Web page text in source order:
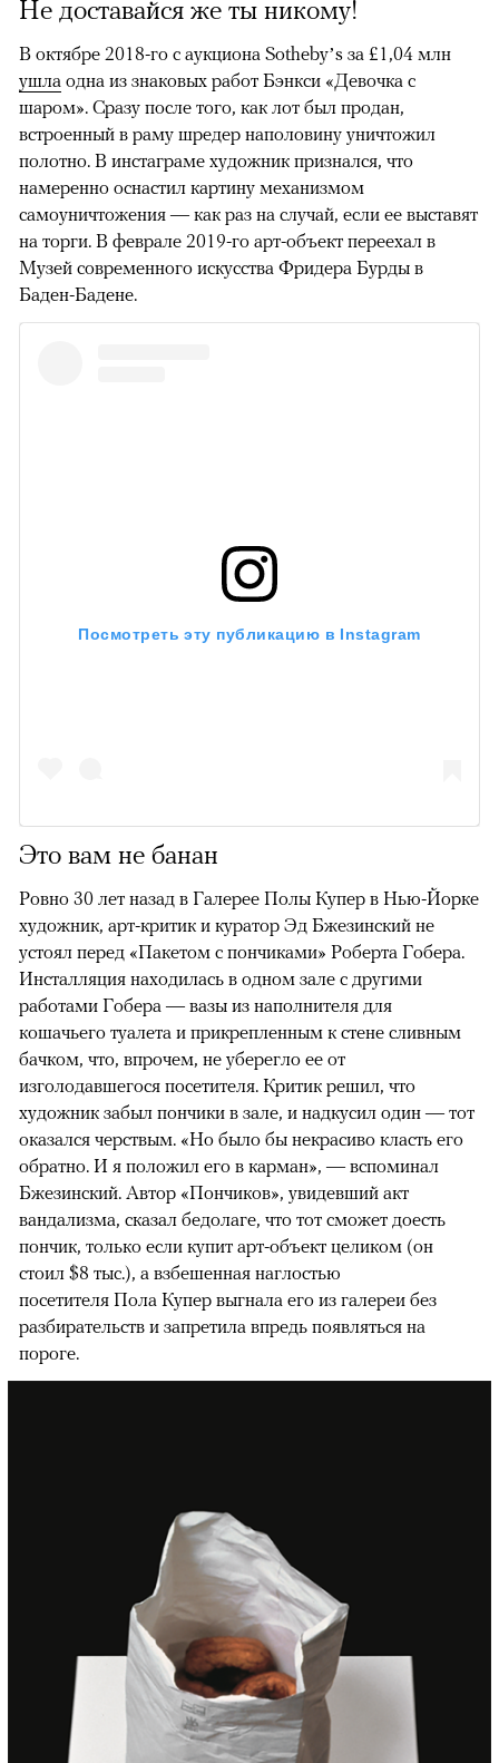
Не доставайся же ты никому!
В октябре 2018-го с аукциона Sothebyʼs за £1,04 млн
ушла одна из знаковых работ Бэнкси «Девочка с
шаром». Сразу после того, как лот был продан,
встроенный в раму шредер наполовину уничтожил
полотно. В инстаграме художник признался, что
намеренно оснастил картину механизмом
самоуничтожения — как раз на случай, если ее выставят
на торги. В феврале 2019-го арт-объект переехал в
Музей современного искусства Фридера Бурды в
Баден-Бадене.
Посмотреть эту публикацию в Instagram
Это вам не банан
Ровно 30 лет назад в Галерее Полы Купер в Нью-Йорке
художник, арт-критик и куратор Эд Бжезинский не
устоял перед «Пакетом с пончиками» Роберта Гобера.
Инсталляция находилась в одном зале с другими
работами Гобера — вазы из наполнителя для
кошачьего туалета и прикрепленным к стене сливным
бачком, что, впрочем, не уберегло ее от
изголодавшегося посетителя. Критик решил, что
художник забыл пончики в зале, и надкусил один — тот
оказался черствым. «Но было бы некрасиво класть его
обратно. И я положил его в карман», — вспоминал
Бжезинский. Автор «Пончиков», увидевший акт
вандализма, сказал бедолаге, что тот сможет доесть
пончик, только если купит арт-объект целиком (он
стоил $8 тыс.), а взбешенная наглостью
посетителя Пола Купер выгнала его из галереи без
разбирательств и запретила впредь появляться на
пороге.